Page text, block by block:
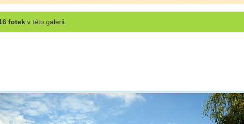
fotekv této galerii.